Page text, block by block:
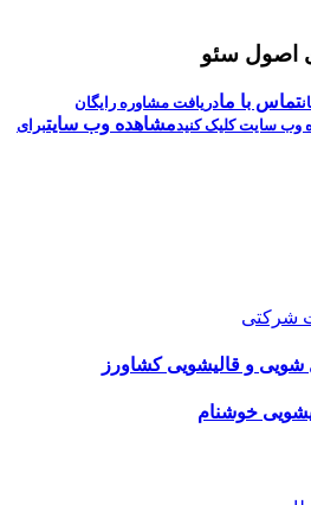
اصول سئو
تماس با مادریافت مشاوره رایگان
وب سایت کلیک کنیدمشاهده وب سایتبرای
شرکتی
و قالیشویی کشاورز
خوشنام